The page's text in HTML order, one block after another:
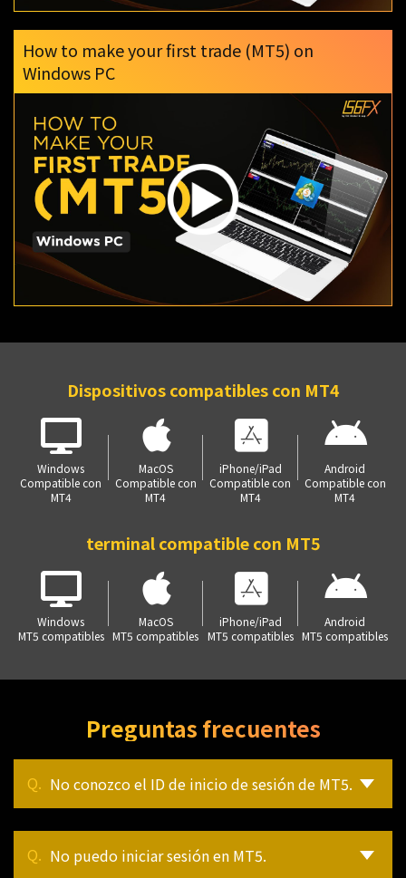
How to make your first trade (MT5) on
Windows PC
Dispositivos compatibles con MT4
Windows
Compatible con
MT4
MacOS
Compatible con
MT4
iPhone/iPad
Compatible con
MT4
Android
Compatible con
MT4
terminal compatible con MT5
Windows
MT5 compatibles
MacOS
MT5 compatibles
iPhone/iPad
MT5 compatibles
Android
MT5 compatibles
Preguntas frecuentes
No conozco el ID de inicio de sesión de MT5.
No puedo iniciar sesión en MT5.